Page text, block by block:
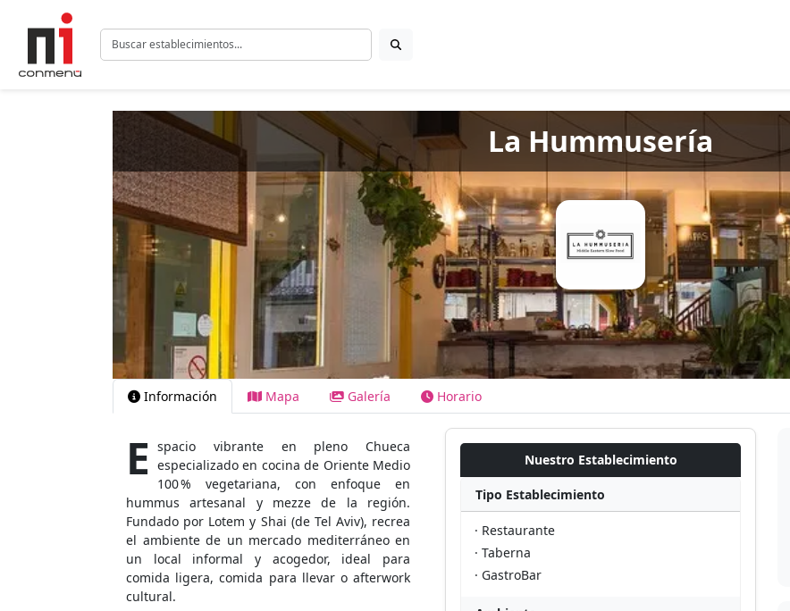
La Hummusería
Información Mapa Galería Horario
E spacio vibrante en pleno Chueca
especializado en cocina de Oriente Medio
100 % vegetariana, con enfoque en
hummus artesanal y mezze de la región.
Fundado por Lotem y Shai (de Tel Aviv), recrea
el ambiente de un mercado mediterráneo en
un local informal y acogedor, ideal para
comida ligera, comida para llevar o afterwork
cultural.
Nuestro Establecimiento
Tipo Establecimiento
· Restaurante
· Taberna
· GastroBar